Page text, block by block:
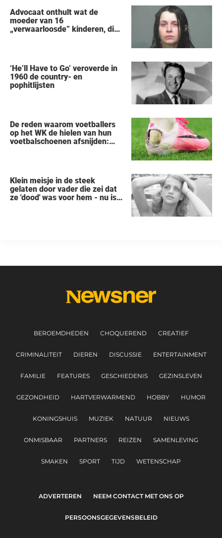
Advocaat onthult wat de
moeder van 16
„verwaarloosde” kinderen, die
‘He’ll Have to Go’ veroverde in
1960 de country- en
pophitlijsten
De reden waarom voetballers
op het WK de hielen van hun
voetbalschoenen afsnijden:
Klein meisje in de steek
gelaten door vader die zei dat
ze 'dood' was voor hem - nu is
BEROEMDHEDEN CHOQUEREND CREATIEF
CRIMINALITEIT DIEREN DISCUSSIE ENTERTAINMENT
FAMILIE FEATURES GESCHIEDENIS GEZINSLEVEN
GEZONDHEID HARTVERWARMEND HOBBY HUMOR
KONINGSHUIS MUZIEK NATUUR NIEUWS
ONMISBAAR PARTNERS REIZEN SAMENLEVING
SMAKEN SPORT TIJD WETENSCHAP
ADVERTEREN NEEM CONTACT MET ONS OP
PERSOONSGEGEVENSBELEID